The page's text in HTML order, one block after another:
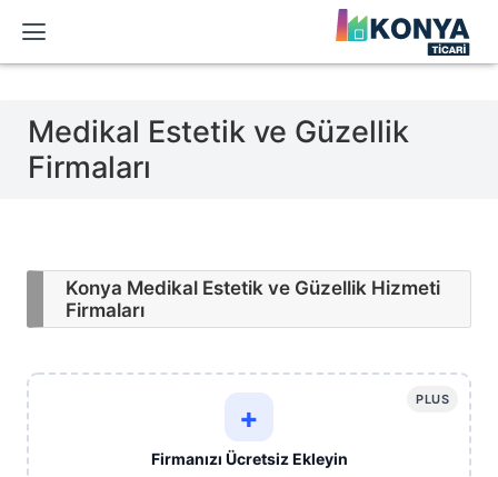
Medikal Estetik ve Güzellik
Firmaları
Konya Medikal Estetik ve Güzellik Hizmeti
Firmaları
PLUS
+
Firmanızı Ücretsiz Ekleyin